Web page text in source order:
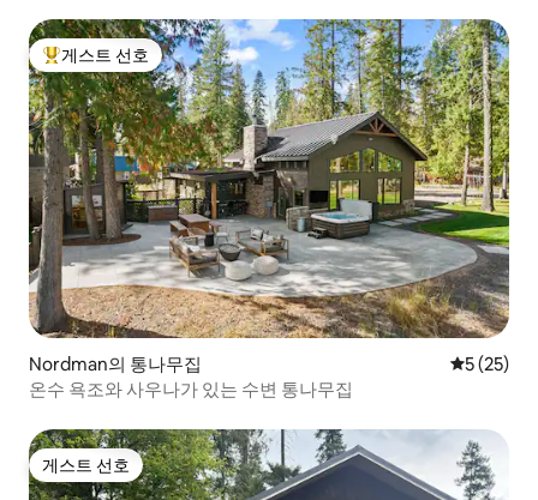
상위 게스트 선호
게스트 선호
Nordman의 통나무집 평점 5점
5 (25)
온수 욕조와 사우나가 있는 수변 통나무집
게스트 선호
게스트 선호